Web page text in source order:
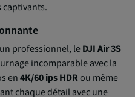
professionnel, leDJI Air 3S
incomparable avec la
en4K/60 ips HDRou même
chaque détail avec une